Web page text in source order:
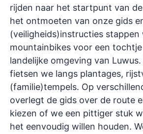
rijden naar het startpunt van
het ontmoeten van onze gids
(veiligheids)instructies stappen
mountainbikes voor een
landelijke omgeving van
fietsen we langs plantages,
(familie)tempels. Op
overlegt de gids over de route
kiezen of we een pittiger stuk
het eenvoudig willen houden.